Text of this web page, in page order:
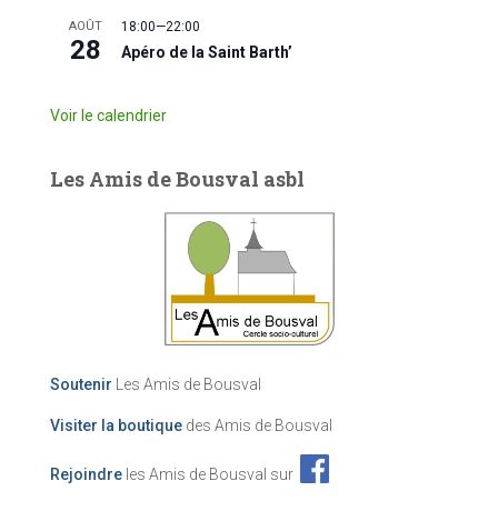
AOÛT
28
18:00—22:00
Apéro de la Saint Barth’
Voir le calendrier
Les Amis de Bousval asbl
Soutenir Les Amis de Bousval
Visiter la boutique des Amis de Bousval
Rejoindre les Amis de Bousval sur